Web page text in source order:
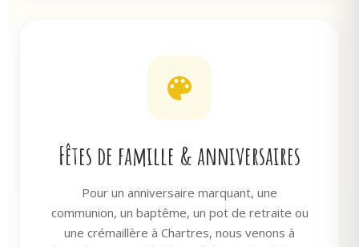
Fêtes de famille & anniversaires
Pour un anniversaire marquant, une
communion, un baptême, un pot de retraite ou
une crémaillère à Chartres, nous venons à